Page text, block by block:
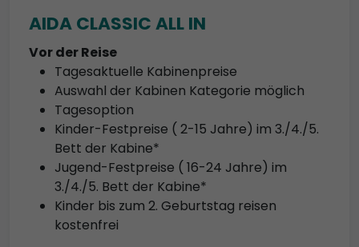
AIDA CLASSIC ALL IN
Vor der Reise
Tagesaktuelle Kabinenpreise
Auswahl der Kabinen Kategorie möglich
Tagesoption
Kinder-Festpreise ( 2-15 Jahre) im 3./4./5.
Bett der Kabine*
Jugend-Festpreise ( 16-24 Jahre) im
3./4./5. Bett der Kabine*
Kinder bis zum 2. Geburtstag reisen
kostenfrei